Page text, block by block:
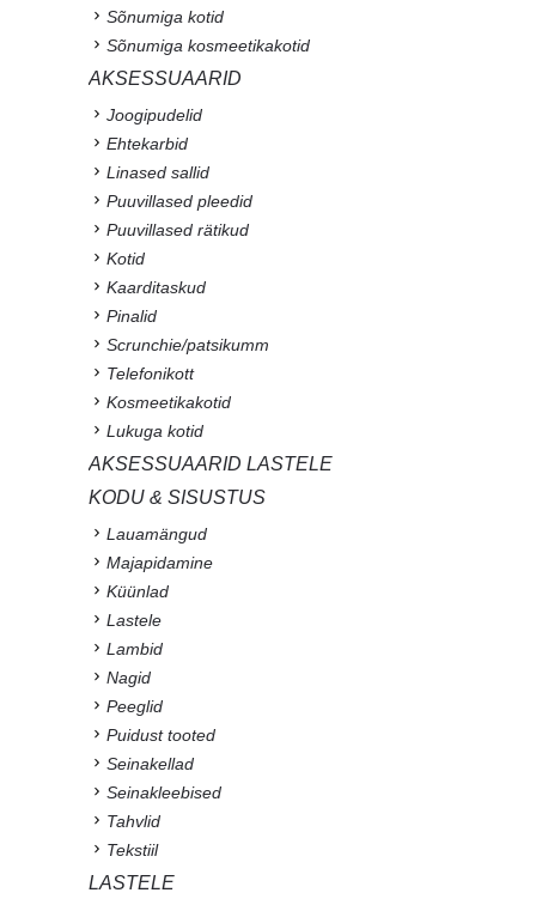
Sõnumiga kotid
Sõnumiga kosmeetikakotid
AKSESSUAARID
Joogipudelid
Ehtekarbid
Linased sallid
Puuvillased pleedid
Puuvillased rätikud
Kotid
Kaarditaskud
Pinalid
Scrunchie/patsikumm
Telefonikott
Kosmeetikakotid
Lukuga kotid
AKSESSUAARID LASTELE
KODU & SISUSTUS
Lauamängud
Majapidamine
Küünlad
Lastele
Lambid
Nagid
Peeglid
Puidust tooted
Seinakellad
Seinakleebised
Tahvlid
Tekstiil
LASTELE